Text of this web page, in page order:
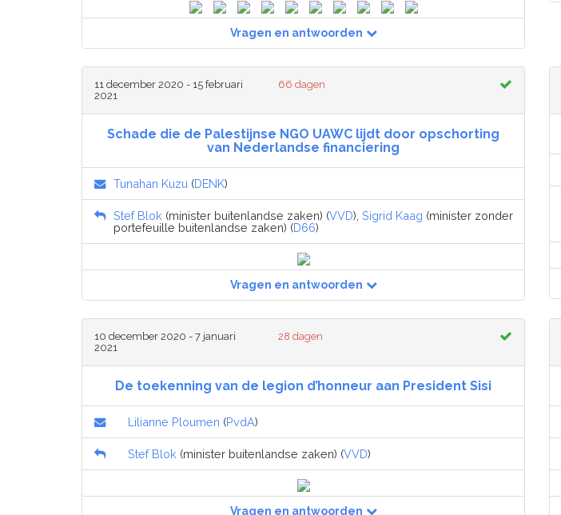
Vragen en antwoorden
11 december 2020 - 15 februari
2021
66 dagen
Schade die de Palestijnse NGO UAWC lijdt door opschorting
van Nederlandse financiering
Tunahan Kuzu (DENK)
Stef Blok (minister buitenlandse zaken) (VVD), Sigrid Kaag (minister zonder
portefeuille buitenlandse zaken) (D66)
Vragen en antwoorden
10 december 2020 - 7 januari
2021
28 dagen
De toekenning van de legion d’honneur aan President Sisi
Lilianne Ploumen (PvdA)
Stef Blok (minister buitenlandse zaken) (VVD)
Vragen en antwoorden